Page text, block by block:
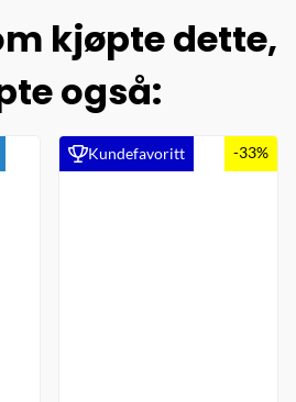
kjøpte dette,
også:
Kundefavoritt -33%